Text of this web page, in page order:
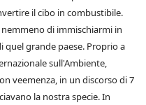
il cibo in combustibile.
di immischiarmi in
quel grande paese. Proprio a
sull'Ambiente,
veemenza, in un discorso di 7
la nostra specie. In